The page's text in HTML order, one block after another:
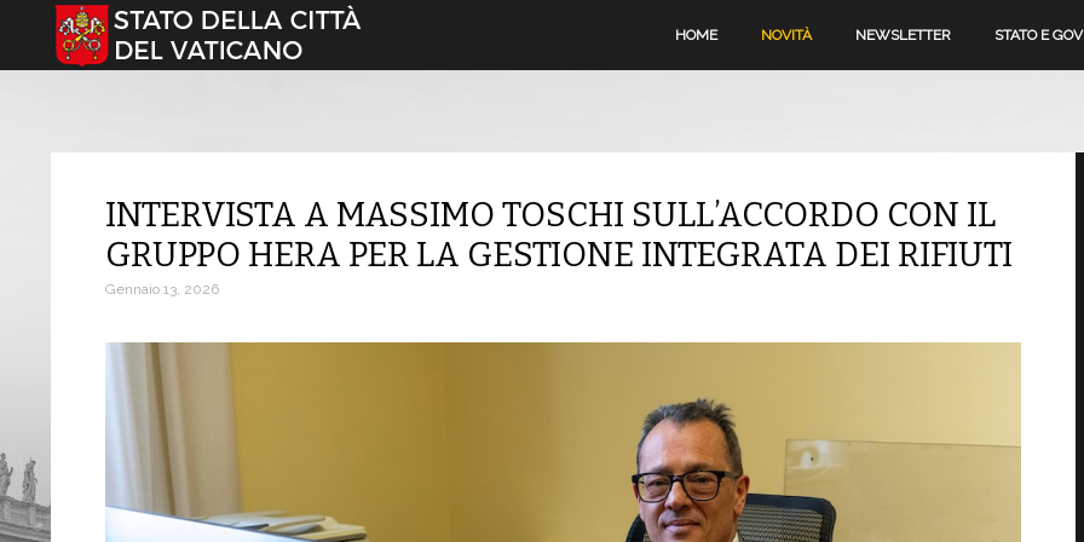
Seleziona la tua lingua HOME NOVITÀ NEWSLETTER STATO E
INTERVISTA A MASSIMO TOSCHI SULL’ACCORDO CON IL
GRUPPO HERA PER LA GESTIONE INTEGRATA DEI RIFIUTI
Gennaio 13, 2026